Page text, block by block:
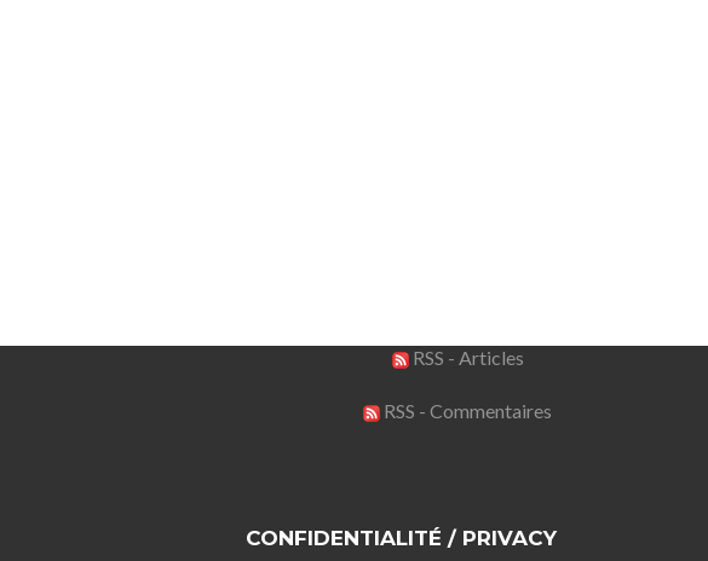
RSS - Articles
RSS - Commentaires
CONFIDENTIALITÉ / PRIVACY